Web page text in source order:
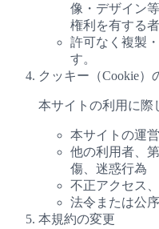
像・デザイン
権利を有する
許可なく複製
す。
クッキー（Cookie）
本サイトの利用に際
本サイトの運
他の利用者、
傷、迷惑行為
不正アクセス
法令または公
本規約の変更